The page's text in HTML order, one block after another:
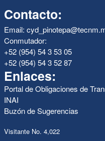
Contacto:
Email:
Conmutador:
+52 (954) 54 3 53 05
+52 (954) 54 3 52 87
Enlaces:
Portal de Obligaciones de
INAI
Buzón de Sugerencias
Visitante No. 4,022